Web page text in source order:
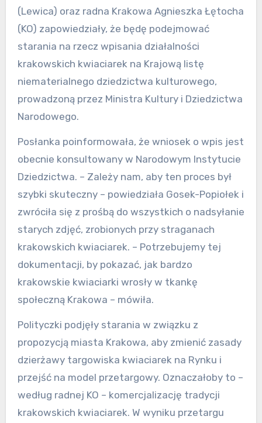
(Lewica) oraz radna Krakowa Agnieszka Łętocha
(KO) zapowiedziały, że będę podejmować
starania na rzecz wpisania działalności
krakowskich kwiaciarek na Krajową listę
niematerialnego dziedzictwa kulturowego,
prowadzoną przez Ministra Kultury i Dziedzictwa
Narodowego.
Posłanka poinformowała, że wniosek o wpis jest
obecnie konsultowany w Narodowym Instytucie
Dziedzictwa. – Zależy nam, aby ten proces był
szybki skuteczny – powiedziała Gosek-Popiołek i
zwróciła się z prośbą do wszystkich o nadsyłanie
starych zdjęć, zrobionych przy straganach
krakowskich kwiaciarek. – Potrzebujemy tej
dokumentacji, by pokazać, jak bardzo
krakowskie kwiaciarki wrosły w tkankę
społeczną Krakowa – mówiła.
Polityczki podjęły starania w związku z
propozycją miasta Krakowa, aby zmienić zasady
dzierżawy targowiska kwiaciarek na Rynku i
przejść na model przetargowy. Oznaczałoby to –
według radnej KO – komercjalizację tradycji
krakowskich kwiaciarek. W wyniku przetargu